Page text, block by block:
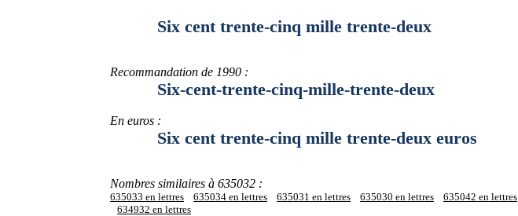
Six cent trente-cinq mille trente-deux
Recommandation de 1990 :
Six-cent-trente-cinq-mille-trente-deux
En euros :
Six cent trente-cinq mille trente-deux euros
Nombres similaires à 635032 :
635033 en lettres 635034 en lettres 635031 en lettres 635030 en lettres 635042 en lettres
634932 en lettres